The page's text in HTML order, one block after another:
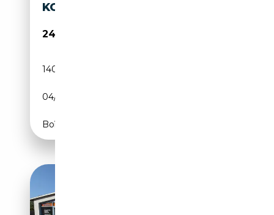
KOELING|H/K
24 995€
140 000 km
04/2008
Boîte automatique